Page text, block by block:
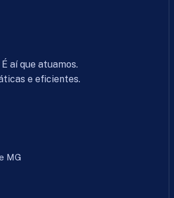
aí que atuamos.
e eficientes.
MG